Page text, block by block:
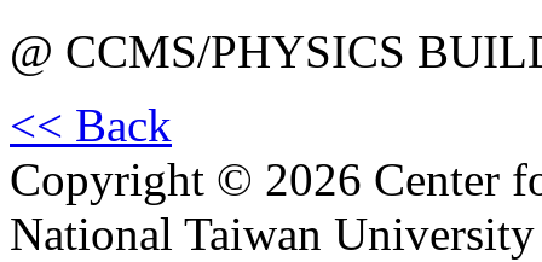
@ CCMS/PHYSICS
<< Back
Copyright © 2026 Center
National Taiwan University